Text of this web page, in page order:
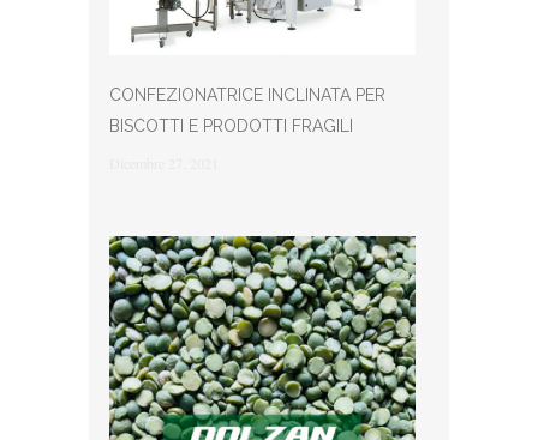
CONFEZIONATRICE INCLINATA PER
BISCOTTI E PRODOTTI FRAGILI